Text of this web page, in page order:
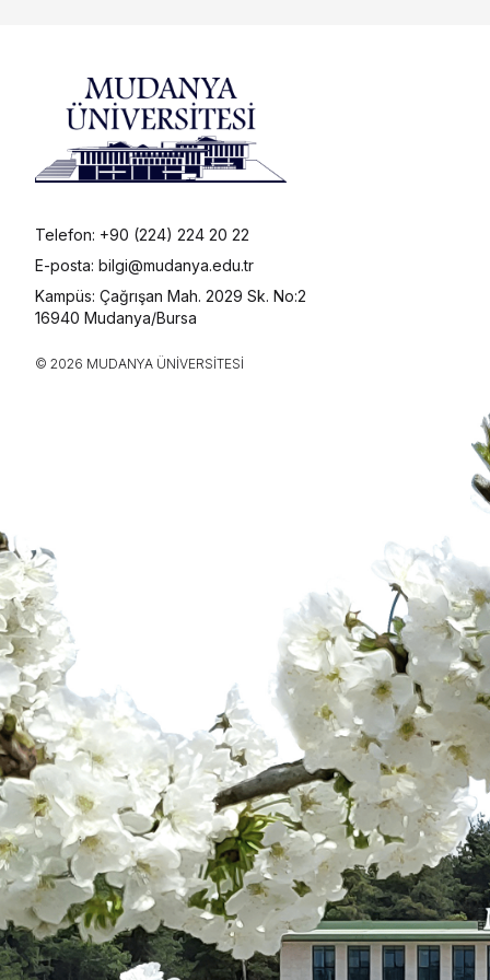
Elektrik Elektronik
Mühendisliği (İngilizce)
Endüstri Mühendisliği
(İngilizce)
Endüstriyel Tasarım
Teknolojileri
Yatay Geçiş ve Dikey Geçiş
Telefon: +90 (224) 224 20 22
E-posta: bilgi@mudanya.edu.tr
Kampüs: Çağrışan Mah. 2029 Sk. No:2
16940 Mudanya/Bursa
© 2026 MUDANYA ÜNIVERSITESI